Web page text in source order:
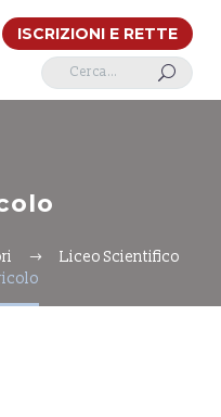
ISCRIZIONI E RETTE
U
Liceo Scientifico